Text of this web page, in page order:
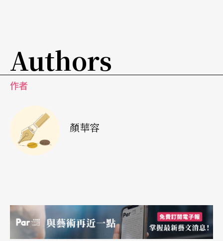
較多的資訊，雖然將之與我個人與這首曲子工作的
經過，以及前前後後聽過的許多絕佳演出相映，實
在稍稍有些許缺憾；但就三個樂章總合的成績而
許多聽者嘆爲觀止，而這種持續三樂章的水準演
出，的確相當難得。坦白說來，當第一樂章鋼琴獨
醇厚且有反彈特色的做法，卻將減和弦不協和音直
率地向下彈到解決音程，接著在全曲中類似的級進
Authors
作者
顏華容